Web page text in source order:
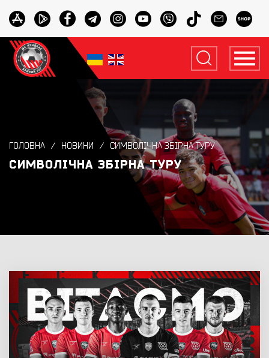
ГОЛОВНА НОВИНИ СИМВОЛІЧНА ЗБІРНА ТУРУ
СИМВОЛІЧНА ЗБІРНА ТУРУ